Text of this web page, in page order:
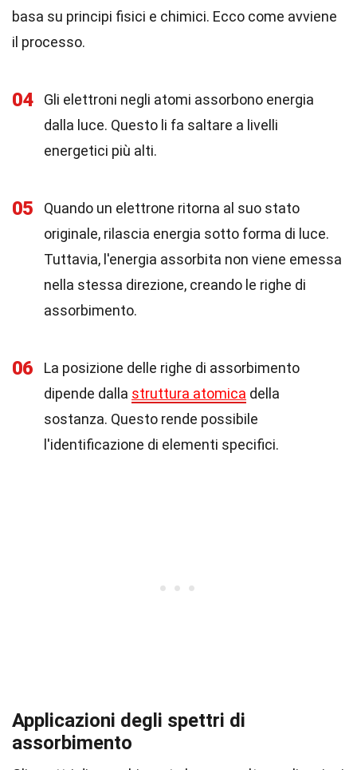
basa su principi fisici e chimici. Ecco come avviene
il processo.
04
Gli elettroni negli atomi assorbono energia
dalla luce. Questo li fa saltare a livelli
energetici più alti.
05
Quando un elettrone ritorna al suo stato
originale, rilascia energia sotto forma di luce.
Tuttavia, l'energia assorbita non viene emessa
nella stessa direzione, creando le righe di
assorbimento.
06
La posizione delle righe di assorbimento
dipende dalla struttura atomica della
sostanza. Questo rende possibile
l'identificazione di elementi specifici.
Applicazioni degli spettri di
assorbimento